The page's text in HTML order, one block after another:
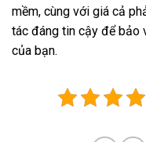
mềm, cùng với giá cả
tác đáng tin cậy để bảo
của bạn.